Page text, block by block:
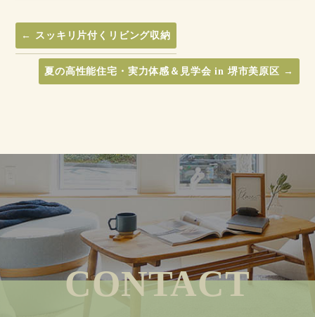
← スッキリ片付くリビング収納
夏の高性能住宅・実力体感＆見学会 in 堺市美原区 →
CONTACT